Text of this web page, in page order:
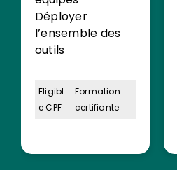
Déployer
l’ensemble des
outils
Eligibl
e CPF
Formation
certifiante